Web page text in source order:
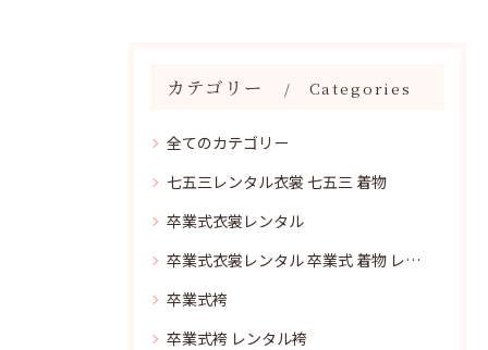
カテゴリー Categories
全てのカテゴリー
七五三レンタル衣裳 七五三 着物
卒業式衣裳レンタル
卒業式衣裳レンタル 卒業式 着物 レンタル
卒業式袴
卒業式袴 レンタル袴